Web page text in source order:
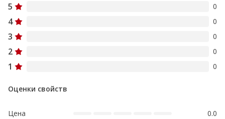
5 0
4 0
3 0
2 0
1 0
Оценки свойств
Цена
0.0